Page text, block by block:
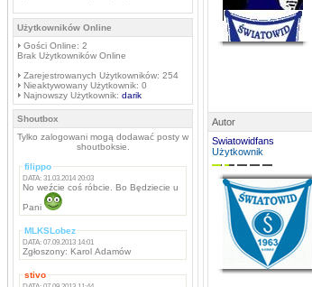
Użytkowników Online
Gości Online: 2
Brak Użytkowników Online
Zarejestrowanych Użytkowników: 254
Nieaktywowany Użytkownik: 0
Najnowszy Użytkownik: darik
Shoutbox
Tylko zalogowani mogą dodawać posty w
shoutboksie.
filippo
DATA: 31.03.2014 20:03
No weźcie coś róbcie. Bo Będziecie u
Pani
MLKSLobez
DATA: 07.09.2013 14:01
Zgłoszony: Karol Adamów
stivo
Autor
Swiatowidfans
Użytkownik